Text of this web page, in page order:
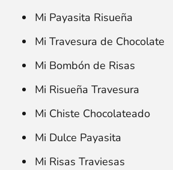
Mi Payasita Risueña
Mi Travesura de Chocolate
Mi Bombón de Risas
Mi Risueña Travesura
Mi Chiste Chocolateado
Mi Dulce Payasita
Mi Risas Traviesas